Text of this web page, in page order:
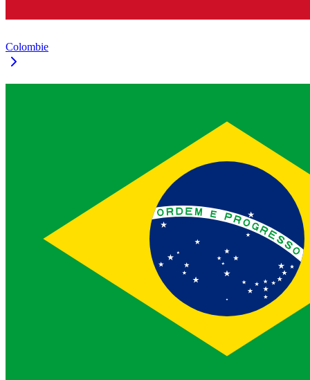
Colombie